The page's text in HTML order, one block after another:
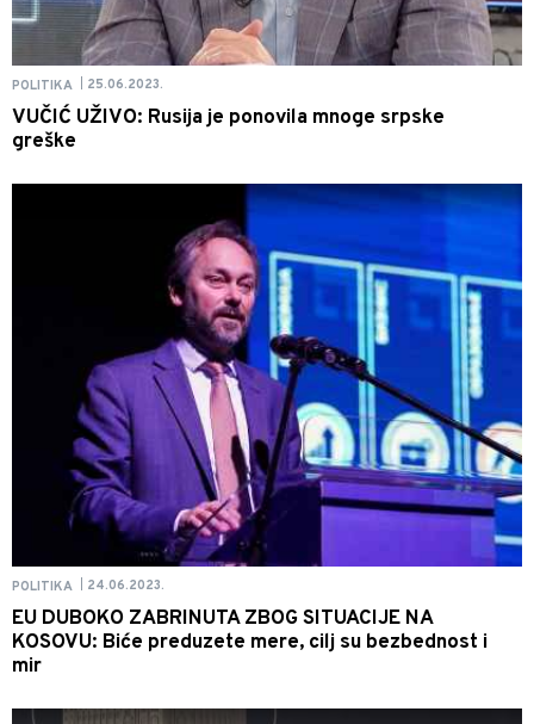
POLITIKA 25.06.2023.
VUČIĆ UŽIVO: Rusija je ponovila mnoge srpske
greške
POLITIKA 24.06.2023.
EU DUBOKO ZABRINUTA ZBOG SITUACIJE NA
KOSOVU: Biće preduzete mere, cilj su bezbednost i
mir